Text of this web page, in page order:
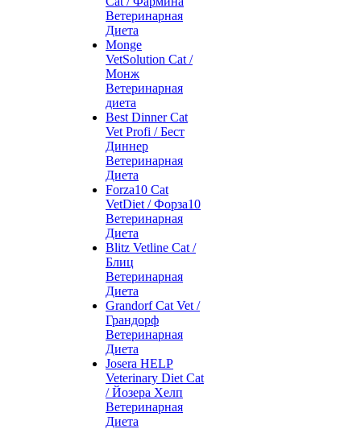
Ветеринарная
Диета
Monge
VetSolution Cat /
Монж
Ветеринарная
диета
Best Dinner Cat
Vet Profi / Бест
Диннер
Ветеринарная
Диета
Forza10 Cat
VetDiet / Форза10
Ветеринарная
Диета
Blitz Vetline Cat /
Блиц
Ветеринарная
Диета
Grandorf Cat Vet /
Грандорф
Ветеринарная
Диета
Josera HELP
Veterinary Diet Cat
/ Йозера Хелп
Ветеринарная
Диета